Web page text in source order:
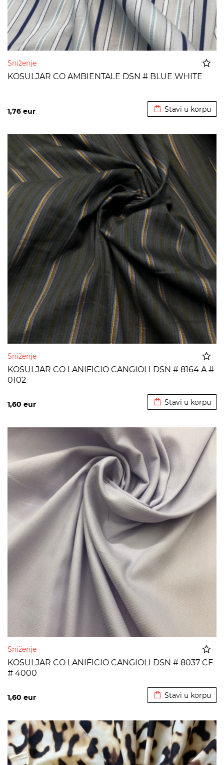
Sniženje
KOSULJAR CO AMBIENTALE DSN # BLUE WHITE
1,76 eur Stavi u korpu
Sniženje
KOSULJAR CO LANIFICIO CANGIOLI DSN # 8164 A #
0102
1,60 eur Stavi u korpu
Sniženje
KOSULJAR CO LANIFICIO CANGIOLI DSN # 8037 CF
# 4000
1,60 eur Stavi u korpu